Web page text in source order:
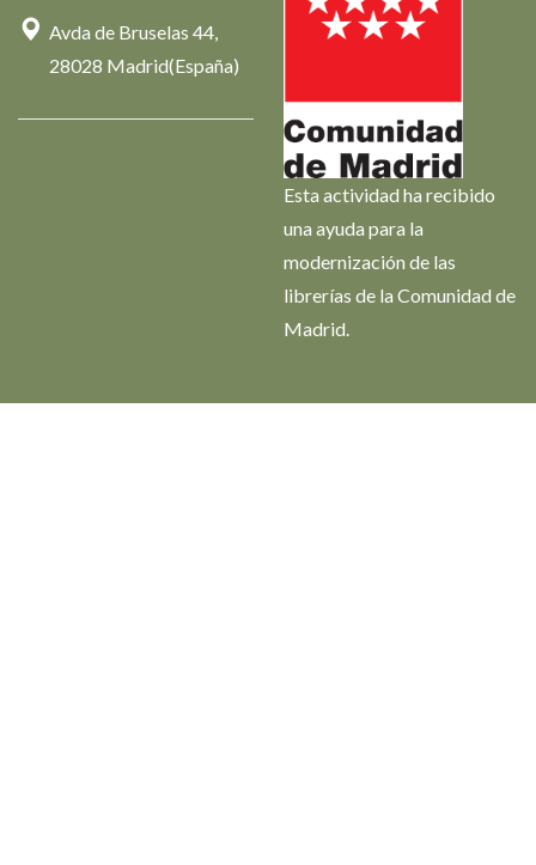
Avda de Bruselas 44,
28028 Madrid(España)
Esta actividad ha recibido
una ayuda para la
modernización de las
librerías de la Comunidad de
Madrid.